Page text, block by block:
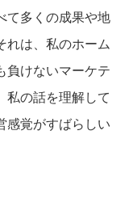
て多くの成果や地
れは、私のホーム
負けないマーケテ
私の話を理解して
感覚がすばらしい